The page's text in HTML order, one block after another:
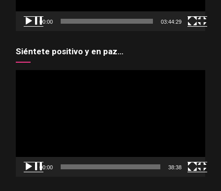
00:00 03:44:29
Siéntete positivo y en paz…
00:00 38:38